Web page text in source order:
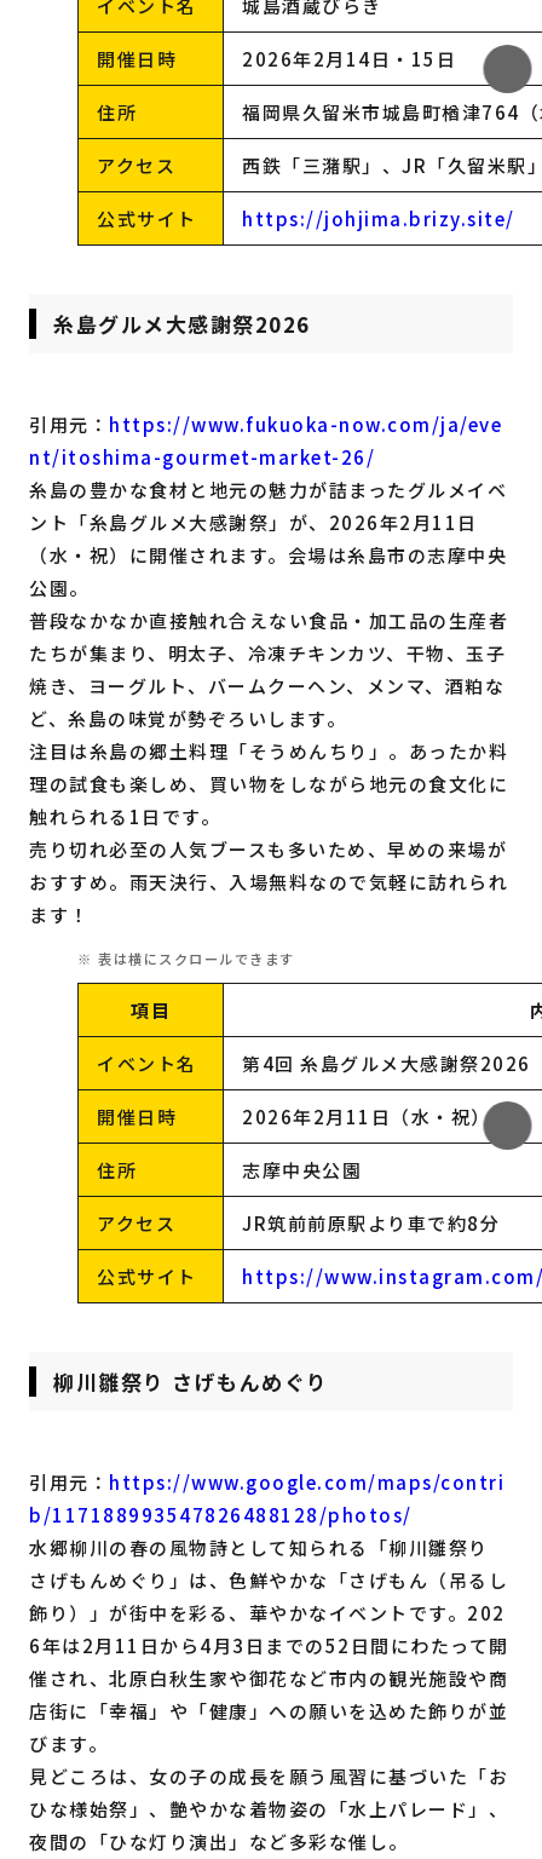
イベント名 城島酒蔵びらき
開催日時 2026年2月14日・15日
住所 福岡県久留米市城島町楢津764
アクセス 西鉄「三潴駅」、JR「久留米駅
公式サイト https://johjima.brizy.site/
糸島グルメ大感謝祭2026
引用元： https://www.fukuoka-now.com/ja/eve
nt/itoshima-gourmet-market-26/
糸島の豊かな食材と地元の魅力が詰まったグルメイベ
ント「糸島グルメ大感謝祭」が、2026年2月11日
（水・祝）に開催されます。会場は糸島市の志摩中央
公園。
普段なかなか直接触れ合えない食品・加工品の生産者
たちが集まり、明太子、冷凍チキンカツ、干物、玉子
焼き、ヨーグルト、バームクーヘン、メンマ、酒粕な
ど、糸島の味覚が勢ぞろいします。
注目は糸島の郷土料理「そうめんちり」。あったか料
理の試食も楽しめ、買い物をしながら地元の食文化に
触れられる1日です。
売り切れ必至の人気ブースも多いため、早めの来場が
おすすめ。雨天決行、入場無料なので気軽に訪れられ
ます！
項目
イベント名 第4回 糸島グルメ大感謝祭2026
開催日時 2026年2月11日（水・祝）
住所 志摩中央公園
アクセス JR筑前前原駅より車で約8分
公式サイト https://
柳川雛祭り さげもんめぐり
引用元： https://www.google.com/maps/contri
b/117188993547826488128/photos/
水郷柳川の春の風物詩として知られる「柳川雛祭り
さげもんめぐり」は、色鮮やかな「さげもん（吊るし
飾り）」が街中を彩る、華やかなイベントです。202
6年は2月11日から4月3日までの52日間にわたって開
催され、北原白秋生家や御花など市内の観光施設や商
店街に「幸福」や「健康」への願いを込めた飾りが並
びます。
見どころは、女の子の成長を願う風習に基づいた「お
ひな様始祭」、艶やかな着物姿の「水上パレード」、
夜間の「ひな灯り演出」など多彩な催し。